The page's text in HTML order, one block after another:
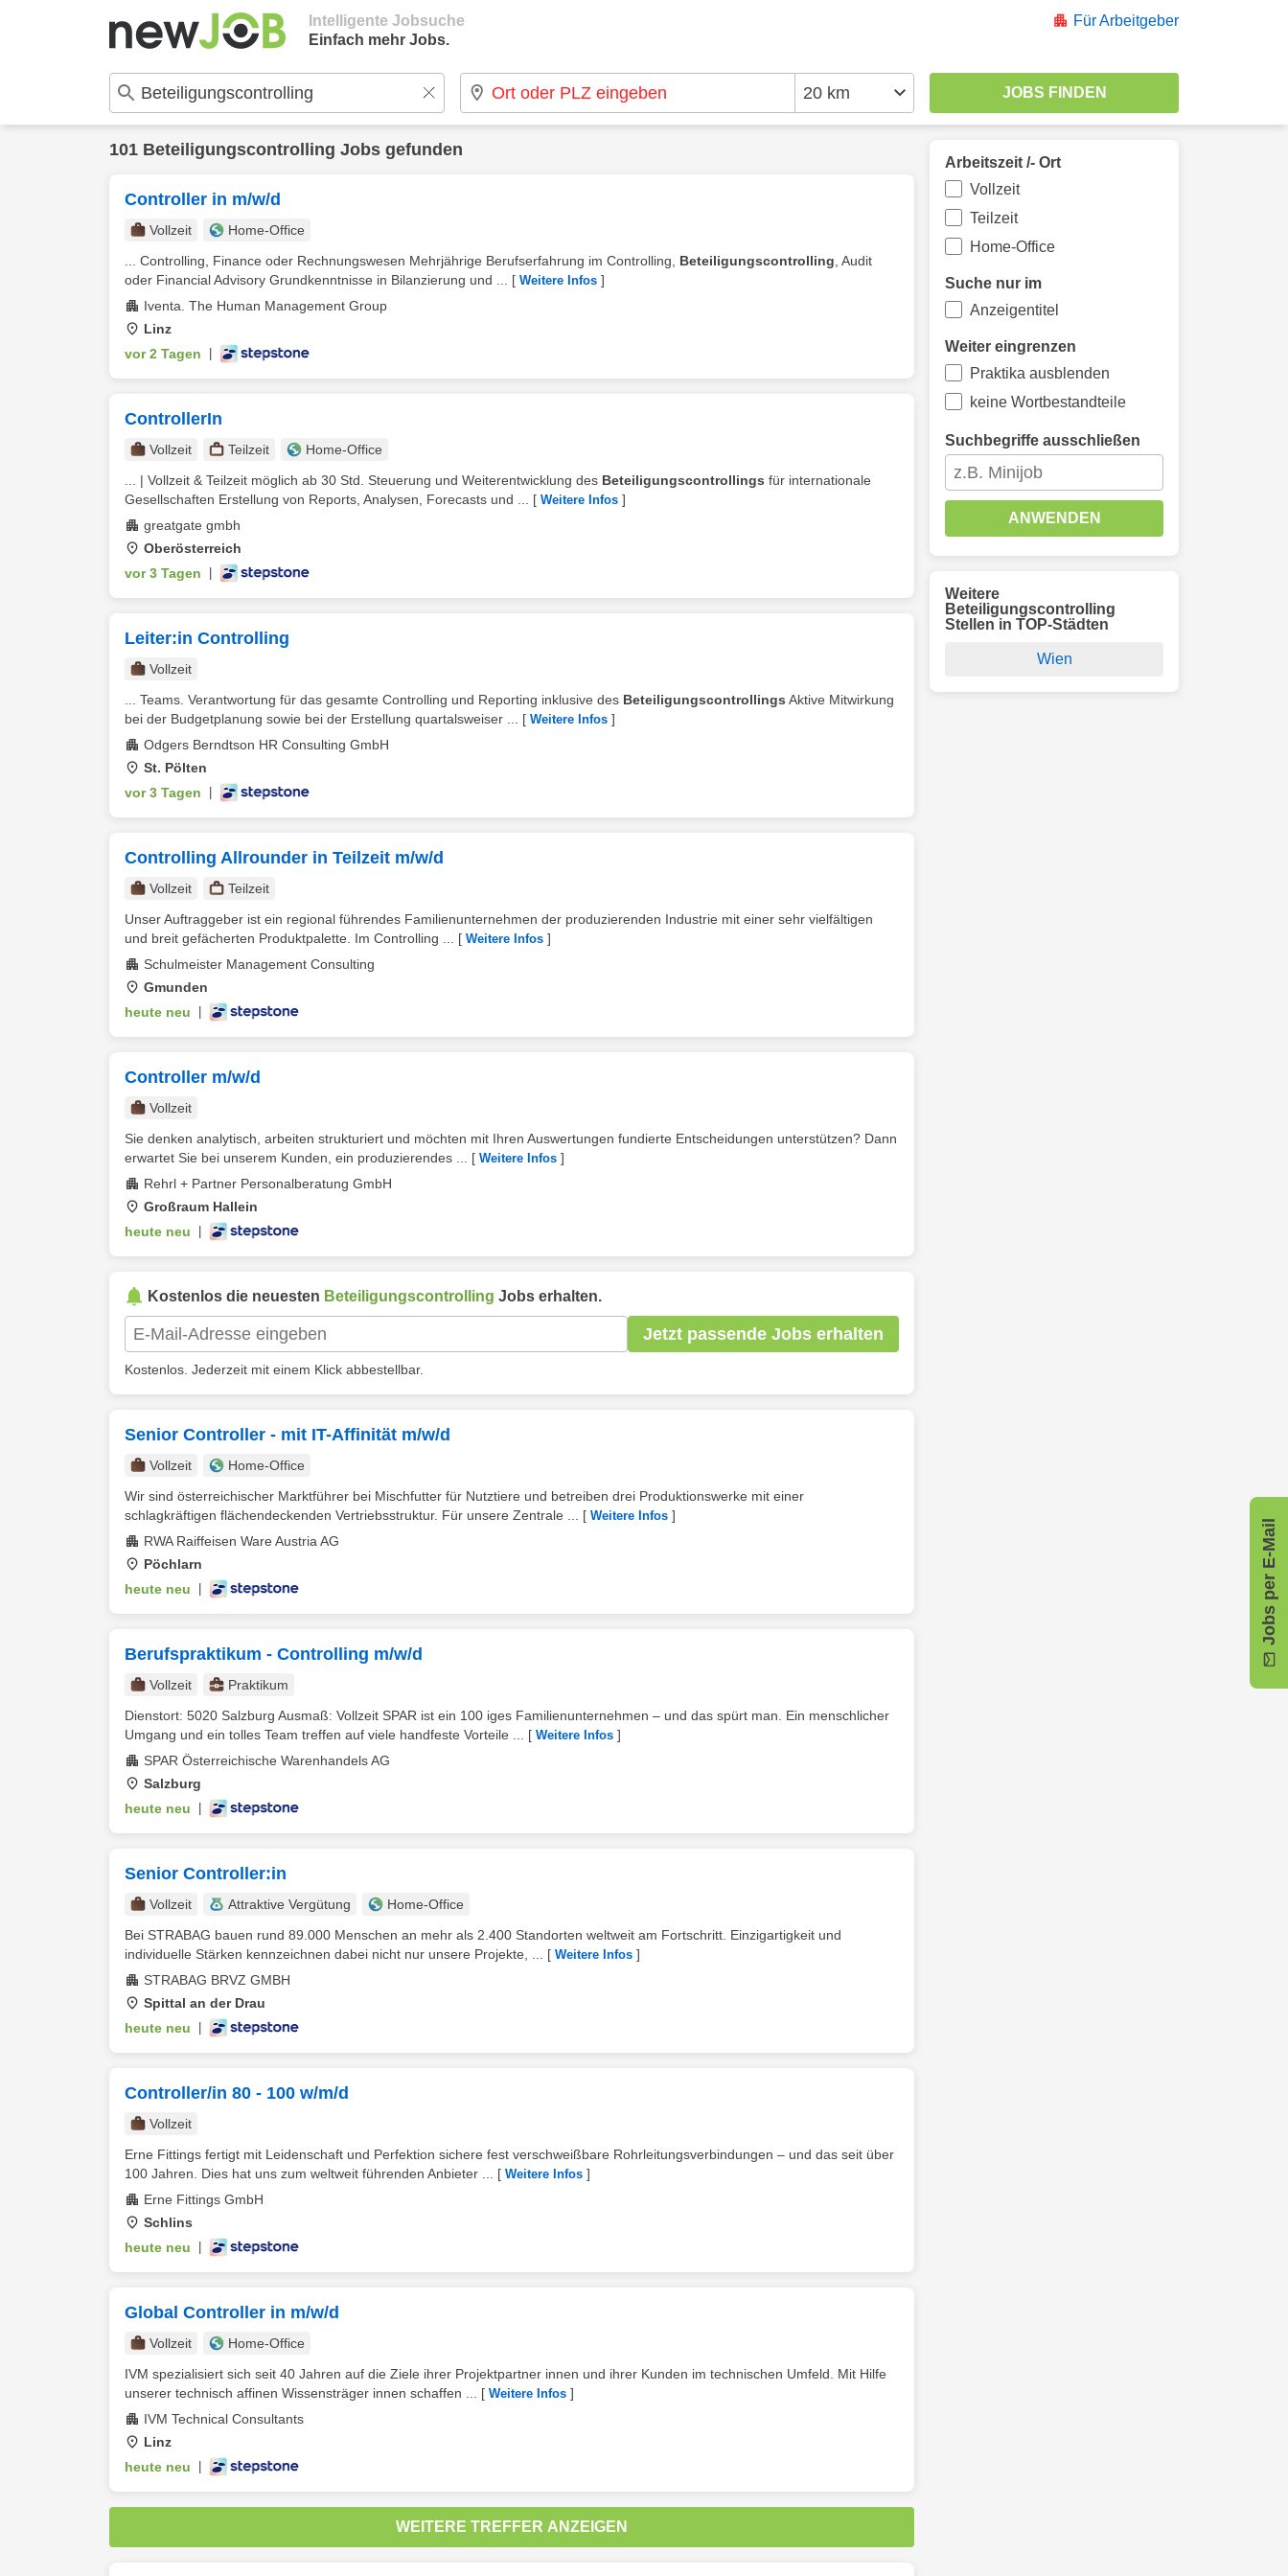
Intelligente Jobsuche
Einfach mehr Jobs.
Für Arbeitgeber
101 Beteiligungscontrolling Jobs gefunden
Controller in m/w/d
Vollzeit
Home-Office
... Controlling, Finance oder Rechnungswesen Mehrjährige Berufserfahrung im Controlling, Beteiligungscontrolling , Audit
oder Financial Advisory Grundkenntnisse in Bilanzierung und ...
[ Weitere Infos ]
Iventa. The Human Management Group
Linz
vor 2 Tagen
ControllerIn
Vollzeit Teilzeit
Home-Office
... | Vollzeit & Teilzeit möglich ab 30 Std. Steuerung und Weiterentwicklung des Beteiligungscontrollings für internationale
Gesellschaften Erstellung von Reports, Analysen, Forecasts und ...
[ Weitere Infos ]
greatgate gmbh
Oberösterreich
vor 3 Tagen
Leiter:in Controlling
Vollzeit
... Teams. Verantwortung für das gesamte Controlling und Reporting inklusive des Beteiligungscontrollings Aktive Mitwirkung
bei der Budgetplanung sowie bei der Erstellung quartalsweiser ...
[ Weitere Infos ]
Odgers Berndtson HR Consulting GmbH
St. Pölten
vor 3 Tagen
Controlling Allrounder in Teilzeit m/w/d
Vollzeit
Teilzeit
Unser Auftraggeber ist ein regional führendes Familienunternehmen der produzierenden Industrie mit einer sehr vielfältigen
und breit gefächerten Produktpalette. Im Controlling ...
[ Weitere Infos ]
Schulmeister Management Consulting
Gmunden
heute neu
Controller m/w/d
Vollzeit
Sie denken analytisch, arbeiten strukturiert und möchten mit Ihren Auswertungen fundierte Entscheidungen unterstützen? Dann
erwartet Sie bei unserem Kunden, ein produzierendes ...
[ Weitere Infos ]
Rehrl + Partner Personalberatung GmbH
Großraum Hallein
heute neu
Kostenlos die neuesten Beteiligungscontrolling Jobs erhalten.
Jetzt passende Jobs erhalten
Kostenlos. Jederzeit mit einem Klick abbestellbar.
Senior Controller - mit IT-Affinität m/w/d
Vollzeit
Home-Office
Wir sind österreichischer Marktführer bei Mischfutter für Nutztiere und betreiben drei Produktionswerke mit einer
schlagkräftigen flächendeckenden Vertriebsstruktur. Für unsere Zentrale ...
[ Weitere Infos ]
RWA Raiffeisen Ware Austria AG
Pöchlarn
heute neu
Berufspraktikum - Controlling m/w/d
Vollzeit
Praktikum
Dienstort: 5020 Salzburg Ausmaß: Vollzeit SPAR ist ein 100 iges Familienunternehmen – und das spürt man. Ein menschlicher
Umgang und ein tolles Team treffen auf viele handfeste Vorteile ...
[ Weitere Infos ]
SPAR Österreichische Warenhandels AG
Salzburg
heute neu
Senior Controller:in
Vollzeit Attraktive Vergütung
Home-Office
Bei STRABAG bauen rund 89.000 Menschen an mehr als 2.400 Standorten weltweit am Fortschritt. Einzigartigkeit und
individuelle Stärken kennzeichnen dabei nicht nur unsere Projekte, ...
[ Weitere Infos ]
STRABAG BRVZ GMBH
Spittal an der Drau
heute neu
Controller/in 80 - 100 w/m/d
Vollzeit
Erne Fittings fertigt mit Leidenschaft und Perfektion sichere fest verschweißbare Rohrleitungsverbindungen – und das seit über
100 Jahren. Dies hat uns zum weltweit führenden Anbieter ...
[ Weitere Infos ]
Erne Fittings GmbH
Schlins
heute neu
Global Controller in m/w/d
Vollzeit
Home-Office
IVM spezialisiert sich seit 40 Jahren auf die Ziele ihrer Projektpartner innen und ihrer Kunden im technischen Umfeld. Mit Hilfe
unserer technisch affinen Wissensträger innen schaffen ...
[ Weitere Infos ]
IVM Technical Consultants
Linz
heute neu
WEITERE TREFFER ANZEIGEN
Jobs per E-Mail
Arbeitszeit /- Ort
Vollzeit
Teilzeit
Home-Office
Suche nur im
Anzeigentitel
Weiter eingrenzen
Praktika ausblenden
keine Wortbestandteile
Suchbegriffe ausschließen
ANWENDEN
Weitere
Beteiligungscontrolling
Stellen in TOP-Städten
Wien